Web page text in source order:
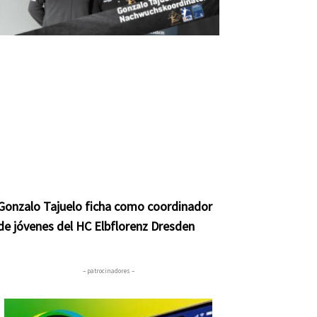
Tajuelo ficha como coordinador
jóvenes del HC Elbflorenz Dresden
– patrocinadores –